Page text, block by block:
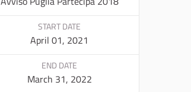
START DATE
April 01, 2021
END DATE
March 31, 2022